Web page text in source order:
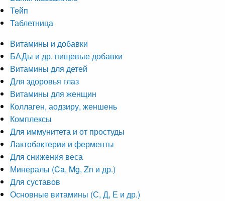
Тейп
Таблетница
Витамины и добавки
БАДы и др. пищевые добавки
Витамины для детей
Для здоровья глаз
Витамины для женщин
Коллаген, аодзиру, женшень
Комплексы
Для иммунитета и от простуды
Лактобактерии и ферменты
Для снижения веса
Минералы (Ca, Mg, Zn и др.)
Для суставов
Основные витамины (С, Д, Е и др.)